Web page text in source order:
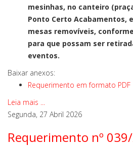
mesinhas, no canteiro
Ponto Certo Acabamentos,
mesas removíveis,
para que possam ser
eventos.
Baixar anexos:
Requerimento em formato PDF
Leia mais ...
Segunda, 27 Abril 2026
Requerimento nº